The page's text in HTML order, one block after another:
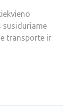
susiduriame
transporte ir